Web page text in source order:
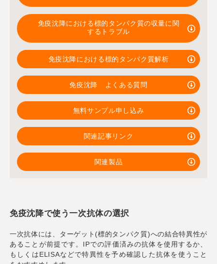
免疫沈降における標的タンパク質の収量に関
するトラブル
免疫沈降における標的タンパク質解析
免疫沈降 よくある質問
無料サンプル申し込み
関連記事リンク
関連製品
免疫沈降で使う一次抗体の選択
一次抗体には、ターゲット(標的タンパク質)への結合特異性が
あることが前提です。IPでの評価済みの抗体を使用するか、
もしくはELISAなどで特異性を予め確認した抗体を使うこと